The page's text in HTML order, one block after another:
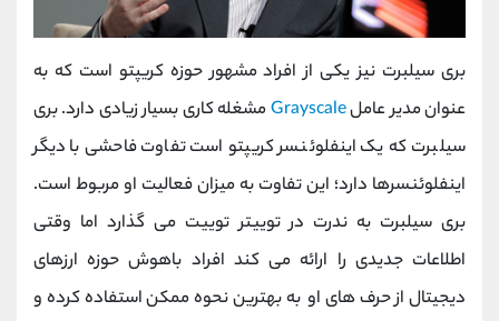
بری سیلبرت نیز یکی از افراد مشهور حوزه کریپتو است که به
عنوان مدیر عاملGrayscaleمشغله کاری بسیار زیادی دارد. بری
سیلبرت که یک اینفلوئنسر کریپتو است تفاوت فاحشی با دیگر
اینفلوئنسرها دارد؛ این تفاوت به میزان فعالیت او مربوط است.
بری سیلبرت به ندرت در توییتر توییت می گذارد اما وقتی
اطلاعات جدیدی را ارائه می کند افراد باهوش حوزه ارزهای
دیجیتال از حرف های او به بهترین نحوه ممکن استفاده کرده و